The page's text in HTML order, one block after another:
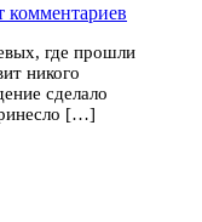
комментариев
где прошли
никого
сделало
[…]